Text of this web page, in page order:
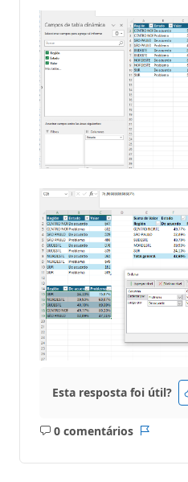
Esta resposta foi útil?
0 comentários
Sem